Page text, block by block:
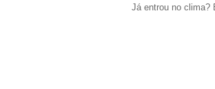
Já entrou no clima?